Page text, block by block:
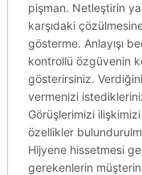
pişman. Netleştirin
karşıdaki
gösterme. Anlayışı
kontrollü özgüvenin
gösterirsiniz.
vermenizi
Görüşlerimizi
özellikler
Hijyene hissetmesi
gerekenlerin